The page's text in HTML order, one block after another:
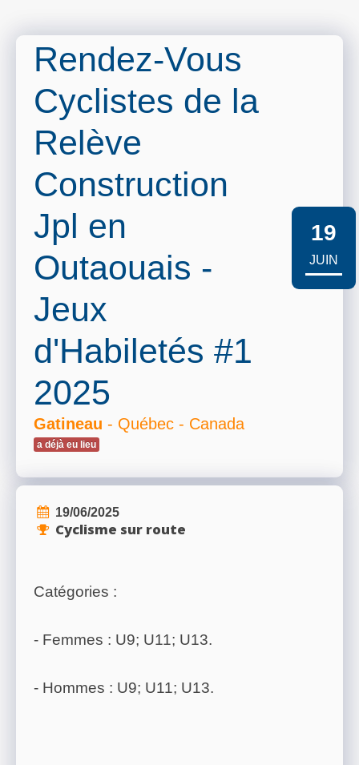
Rendez-Vous
Cyclistes de la
Relève
Construction
Jpl en
Outaouais -
Jeux
d'Habiletés #1
2025
Gatineau - Québec - Canada
a déjà eu lieu
19
JUIN
19/06/2025
Cyclisme sur route
Catégories :
- Femmes : U9; U11; U13.
- Hommes : U9; U11; U13.